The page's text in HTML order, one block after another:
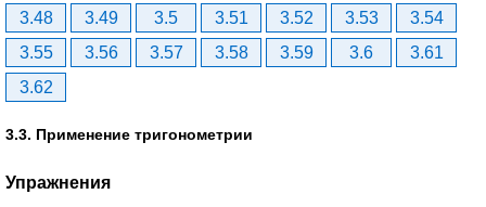
3.48
3.49 3.5 3.51 3.52 3.53
3.54
3.55
3.56 3.57 3.58 3.59 3.6
3.61
3.62
3.3. Применение тригонометрии
Упражнения